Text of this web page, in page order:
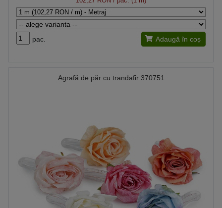
pac. Adaugă în coș
Agrafă de păr cu trandafir 370751